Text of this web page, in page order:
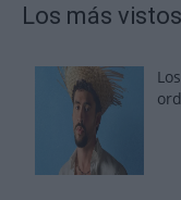
Los más vistos